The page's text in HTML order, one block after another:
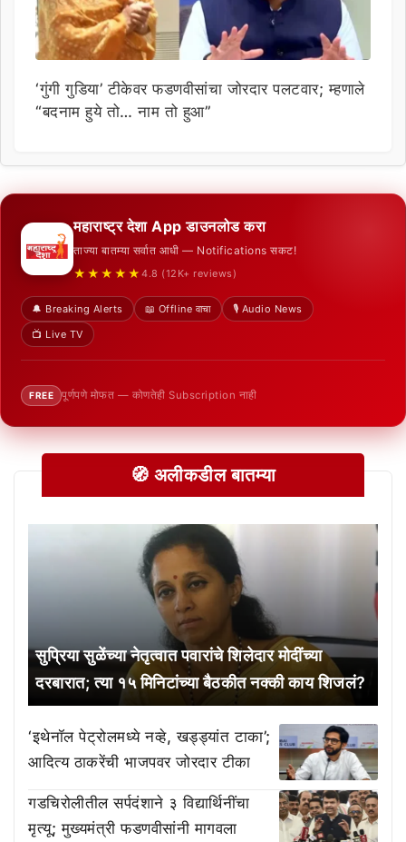
‘गुंगी गुडिया’ टीकेवर फडणवीसांचा जोरदार पलटवार; म्हणाले
“बदनाम हुये तो… नाम तो हुआ”
महाराष्ट्र देशा App डाउनलोड करा
ताज्या बातम्या सर्वात आधी — Notifications सकट!
★★★★★ 4.8 (12K+ reviews)
🔔 Breaking Alerts 📖 Offline वाचा
🎙️ Audio News
📺 Live TV
FREE पूर्णपणे मोफत — कोणतेही Subscription नाही
🧭 अलीकडील बातम्या
सुप्रिया सुळेंच्या नेतृत्वात पवारांचे शिलेदार मोदींच्या
दरबारात; त्या १५ मिनिटांच्या बैठकीत नक्की काय शिजलं?
‘इथेनॉल पेट्रोलमध्ये नव्हे, खड्ड्यांत टाका’;
आदित्य ठाकरेंची भाजपवर जोरदार टीका
गडचिरोलीतील सर्पदंशाने ३ विद्यार्थिनींचा
मृत्यू; मुख्यमंत्री फडणवीसांनी मागवला